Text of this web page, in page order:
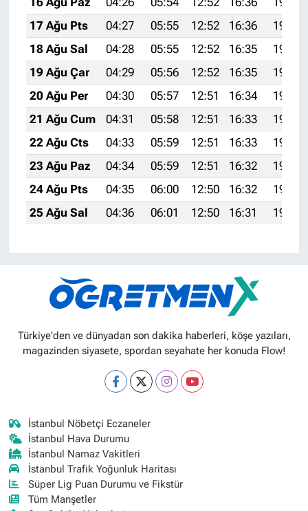
17 Ağu Pts
04:27 05:55 12:52 16:36
19:39
18 Ağu Sal
04:28 05:55 12:52 16:35
19:38
19 Ağu Çar
04:29 05:56 12:52 16:35
19:37
20 Ağu Per
04:30 05:57 12:51 16:34
19:36
21 Ağu Cum
04:31 05:58 12:51 16:33
19:34
22 Ağu Cts
04:33 05:59 12:51 16:33
19:33
23 Ağu Paz
04:34 05:59 12:51 16:32
19:32
24 Ağu Pts
04:35 06:00 12:50 16:32
19:30
25 Ağu Sal
04:36 06:01 12:50 16:31 19:29
Türkiye'den ve dünyadan son dakika haberleri, köşe yazıları,
magazinden siyasete, spordan seyahate her konuda Flow!
İstanbul Nöbetçi Eczaneler
İstanbul Hava Durumu
İstanbul Namaz Vakitleri
İstanbul Trafik Yoğunluk Haritası
Süper Lig Puan Durumu ve Fikstür
Tüm Manşetler